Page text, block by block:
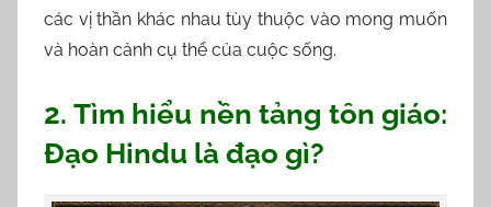
các vị thần khác nhau tùy thuộc vào mong muốn
và hoàn cảnh cụ thể của cuộc sống.
2. Tìm hiểu nền tảng tôn giáo:
Đạo Hindu là đạo gì?